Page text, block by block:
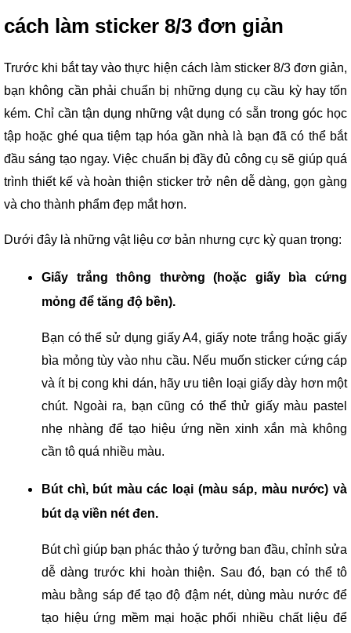
cách làm sticker 8/3 đơn giản
Trước khi bắt tay vào thực hiện cách làm sticker 8/3 đơn giản,
bạn không cần phải chuẩn bị những dụng cụ cầu kỳ hay tốn
kém. Chỉ cần tận dụng những vật dụng có sẵn trong góc học
tập hoặc ghé qua tiệm tạp hóa gần nhà là bạn đã có thể bắt
đầu sáng tạo ngay. Việc chuẩn bị đầy đủ công cụ sẽ giúp quá
trình thiết kế và hoàn thiện sticker trở nên dễ dàng, gọn gàng
và cho thành phẩm đẹp mắt hơn.
Dưới đây là những vật liệu cơ bản nhưng cực kỳ quan trọng:
Giấy trắng thông thường (hoặc giấy bìa cứng
mỏng để tăng độ bền).
Bạn có thể sử dụng giấy A4, giấy note trắng hoặc giấy
bìa mỏng tùy vào nhu cầu. Nếu muốn sticker cứng cáp
và ít bị cong khi dán, hãy ưu tiên loại giấy dày hơn một
chút. Ngoài ra, bạn cũng có thể thử giấy màu pastel
nhẹ nhàng để tạo hiệu ứng nền xinh xắn mà không
cần tô quá nhiều màu.
Bút chì, bút màu các loại (màu sáp, màu nước) và
bút dạ viền nét đen.
Bút chì giúp bạn phác thảo ý tưởng ban đầu, chỉnh sửa
dễ dàng trước khi hoàn thiện. Sau đó, bạn có thể tô
màu bằng sáp để tạo độ đậm nét, dùng màu nước để
tạo hiệu ứng mềm mại hoặc phối nhiều chất liệu để